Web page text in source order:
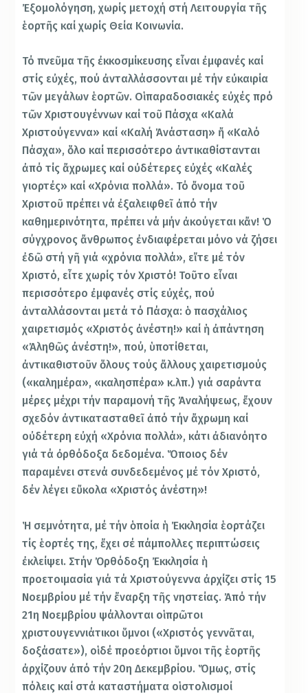
Ἐξομολόγηση, χωρίς μετοχή στή Λειτουργία τῆς
ἑορτῆς καί χωρίς Θεία Κοινωνία.
Τό πνεῦμα τῆς ἐκκοσμίκευσης εἶναι ἐμφανές καί
στίς εὐχές, πού ἀνταλλάσσονται μέ τήν εὐκαιρία
τῶν μεγάλων ἑορτῶν. Οἱ παραδοσιακές εὐχές πρό
τῶν Χριστουγέννων καί τοῦ Πάσχα «Καλά
Χριστούγεννα» καί «Καλή Ἀνάσταση» ἤ «Καλό
Πάσχα», ὅλο καί περισσότερο ἀντικαθίστανται
ἀπό τίς ἄχρωμες καί οὐδέτερες εὐχές «Καλές
γιορτές» καί «Χρόνια πολλά». Τό ὄνομα τοῦ
Χριστοῦ πρέπει νά ἐξαλειφθεῖ ἀπό τήν
καθημερινότητα, πρέπει νά μήν ἀκούγεται κἄν! Ὁ
σύγχρονος ἄνθρωπος ἐνδιαφέρεται μόνο νά ζήσει
ἐδῶ στή γῆ γιά «χρόνια πολλά», εἴτε μέ τόν
Χριστό, εἶτε χωρίς τόν Χριστό! Τοῦτο εἶναι
περισσότερο ἐμφανές στίς εὐχές, πού
ἀνταλλάσονται μετά τό Πάσχα: ὁ πασχάλιος
χαιρετισμός «Χριστός ἀνέστη!» καί ἡ ἀπάντηση
«Ἀληθῶς ἀνέστη!», πού, ὑποτίθεται,
ἀντικαθιστοῦν ὅλους τούς ἄλλους χαιρετισμούς
(«καλημέρα», «καλησπέρα» κ.λπ.) γιά σαράντα
μέρες μέχρι τήν παραμονή τῆς Ἀναλήψεως, ἔχουν
σχεδόν ἀντικατασταθεῖ ἀπό τήν ἄχρωμη καί
οὐδέτερη εὐχή «Χρόνια πολλά», κάτι ἀδιανόητο
γιά τά ὀρθόδοξα δεδομένα. Ὅποιος δέν
παραμένει στενά συνδεδεμένος μέ τόν Χριστό,
δέν λέγει εὔκολα «Χριστός ἀνέστη»!
Ἡ σεμνότητα, μέ τήν ὁποία ἡ Ἐκκλησία ἑορτάζει
τίς ἑορτές της, ἔχει σέ πάμπολλες περιπτώσεις
ἐκλείψει. Στήν Ὀρθόδοξη Ἐκκλησία ἡ
προετοιμασία γιά τά Χριστούγεννα ἀρχίζει στίς 15
Νοεμβρίου μέ τήν ἔναρξη τῆς νηστείας. Ἀπό τήν
21η Νοεμβρίου ψάλλονται οἱ πρῶτοι
χριστουγεννιάτικοι ὕμνοι («Χριστός γεννᾶται,
δοξάσατε»), οἱ δέ προεόρτιοι ὕμνοι τῆς ἑορτῆς
ἀρχίζουν ἀπό τήν 20η Δεκεμβρίου. Ὅμως, στίς
πόλεις καί στά καταστήματα οἱ στολισμοί